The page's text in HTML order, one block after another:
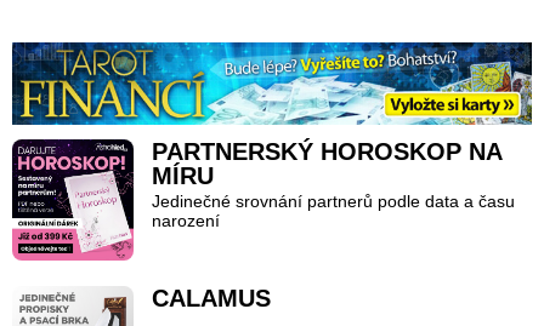
PARTNERSKÝ HOROSKOP NA
MÍRU
Jedinečné srovnání partnerů podle data a času
narození
CALAMUS